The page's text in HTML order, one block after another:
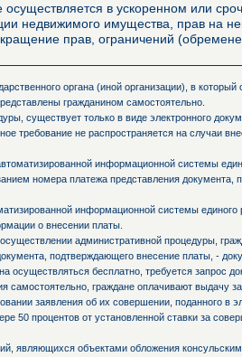
в ускоренном или
недвижимого имущества, прав на
прав, ограничений
органа (иной организации), в
гражданином самостоятельно.
существует только в виде электронного
требование не распространяется на случаи
информационной системы
номера платежа представления
информационной системы единого
о внесении платы.
административной процедуры,
подтверждающего внесение платы, -
бесплатно, требуется запрос
самостоятельно, граждане оплачивают выдачу
заявления об их совершении, поданного в
50 процентов от установленной ставки за
являющихся объектами обложения